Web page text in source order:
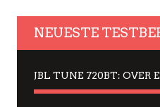
NEUESTE